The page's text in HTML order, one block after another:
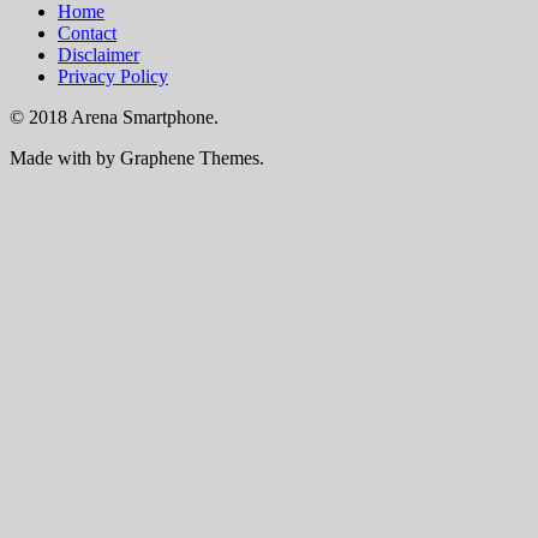
Home
Contact
Disclaimer
Privacy Policy
© 2018 Arena Smartphone.
Made with by Graphene Themes.